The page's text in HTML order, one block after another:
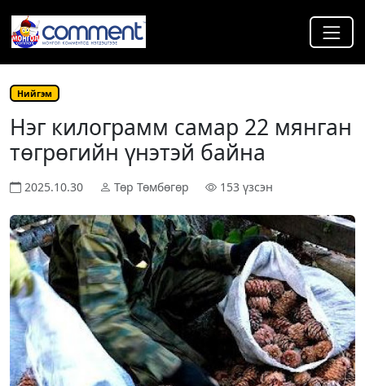
Нийгэм
Нэг килограмм самар 22 мянган
төгрөгийн үнэтэй байна
2025.10.30 Төр Төмбөгөр 153 үзсэн